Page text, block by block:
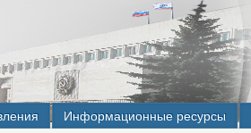
Информационные ресурсы